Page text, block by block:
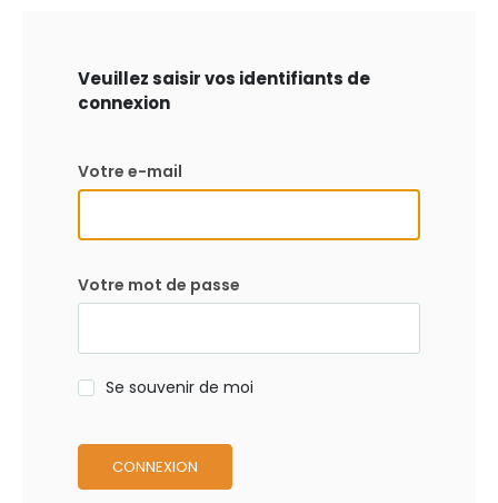
Veuillez saisir vos identifiants de
connexion
Votre e-mail
Votre mot de passe
Se souvenir de moi
CONNEXION